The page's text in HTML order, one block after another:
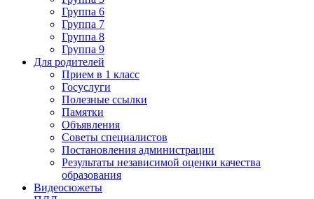
Группа 6
Группа 7
Группа 8
Группа 9
Для родителей
Прием в 1 класс
Госуслуги
Полезные ссылки
Памятки
Объявления
Советы специалистов
Постановления администрации
Результаты независимой оценки качества
образования
Видеосюжеты